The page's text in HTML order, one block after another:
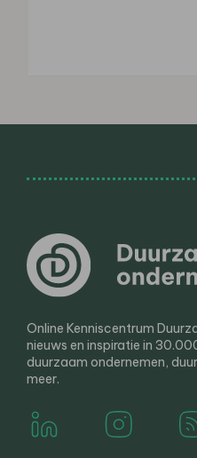
Online Kenniscentrum
nieuws en inspiratie in
duurzaam ondernemen,
meer.